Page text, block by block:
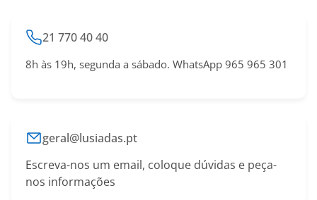
21 770 40 40
8h às 19h, segunda a sábado. WhatsApp 965 965 301
geral@lusiadas.pt
Escreva-nos um email, coloque dúvidas e peça-
nos informações